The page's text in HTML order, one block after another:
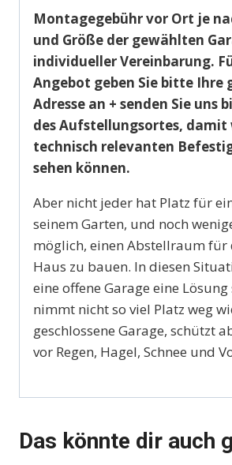
Montagegebühr vor Ort je
und Größe der gewählten
individueller Vereinbarung.
Angebot geben Sie bitte Ihre
Adresse an + senden Sie uns
des Aufstellungsortes, damit
technisch relevanten
sehen können.
Aber nicht jeder hat Platz für
seinem Garten, und noch
möglich, einen Abstellraum für
Haus zu bauen. In diesen
eine offene Garage eine Lösung
nimmt nicht so viel Platz weg
geschlossene Garage, schützt
vor Regen, Hagel, Schnee und
Das könnte dir auch